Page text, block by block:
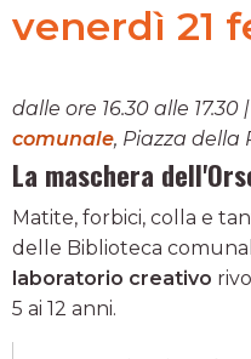
venerdì 21
dalle ore 16.30 alle 17.30
comunale, Piazza della
La maschera
Matite, forbici, colla e
delle Biblioteca
laboratorio creativo
5 ai 12 anni.